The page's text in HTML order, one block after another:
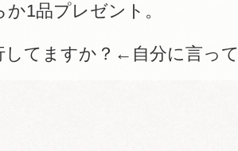
か1品プレゼント。
してますか？←自分に言っ